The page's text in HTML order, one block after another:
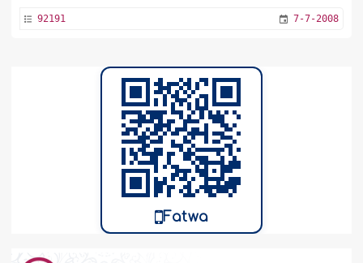
92191 7-7-2008
Fatwa